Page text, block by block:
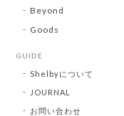
Beyond
Goods
GUIDE
Shelbyについて
JOURNAL
お問い合わせ